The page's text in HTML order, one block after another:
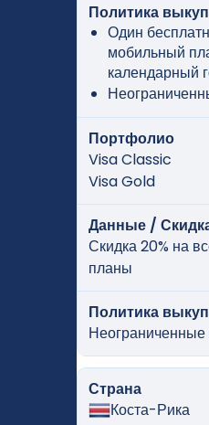
Политика
Один
мобильный
календарный
Портфолио
Visa Classic
Visa Gold
Данные /
Скидка 20% на
планы
Политика
Неограниченные
Страна
Коста-Рика